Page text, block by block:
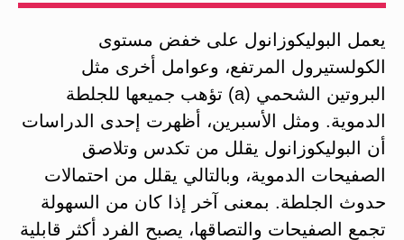
يعمل البوليكوزانول على خفض مستوى
الكولستيرول المرتفع، وعوامل أخرى مثل
البروتين الشحمي (a) تؤهب جميعها للجلطة
الدموية. ومثل الأسبرين، أظهرت إحدى الدراسات
أن البوليكوزانول يقلل من تكدس وتلاصق
الصفيحات الدموية، وبالتالي يقلل من احتمالات
حدوث الجلطة. بمعنى آخر إذا كان من السهولة
تجمع الصفيحات والتصاقها، يصبح الفرد أكثر قابلية